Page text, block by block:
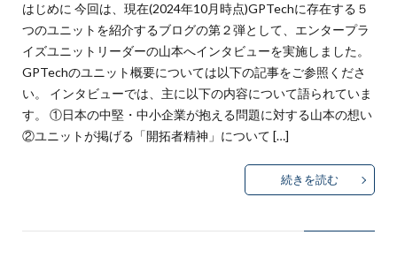
はじめに 今回は、現在(2024年10月時点)GPTechに存在する５
つのユニットを紹介するブログの第２弾として、エンタープラ
イズユニットリーダーの山本へインタビューを実施しました。
GPTechのユニット概要については以下の記事をご参照くださ
い。 インタビューでは、主に以下の内容について語られていま
す。 ①日本の中堅・中小企業が抱える問題に対する山本の想い
②ユニットが掲げる「開拓者精神」について […]
続きを読む